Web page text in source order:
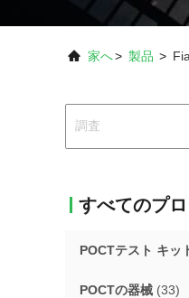
家へ> 製品 >
すべてのプ
POCTテスト キッ
POCTの器械 (33)